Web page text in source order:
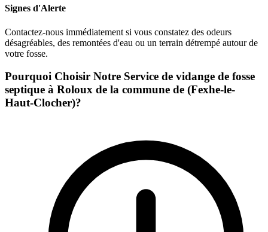
Signes d'Alerte
Contactez-nous immédiatement si vous constatez des odeurs
désagréables, des remontées d'eau ou un terrain détrempé autour de
votre fosse.
Pourquoi Choisir Notre Service de vidange de fosse
septique à Roloux de la commune de (Fexhe-le-
Haut-Clocher)?